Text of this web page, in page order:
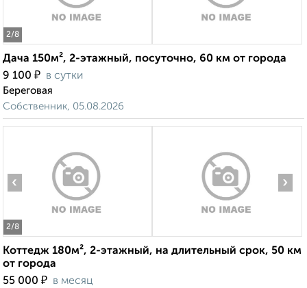
2/8
Дача 150м², 2-этажный, посуточно, 60 км от города
9 100 ₽ в сутки
Береговая
Собственник, 05.08.2026
2/8
‹ ›
Коттедж 180м², 2-этажный, на длительный срок, 50 км
от города
55 000 ₽ в месяц